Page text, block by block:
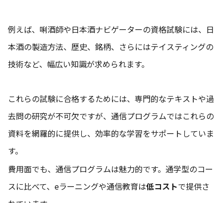
例えば、唎酒師や日本酒ナビゲーターの資格試験には、日
本酒の製造方法、歴史、銘柄、さらにはテイスティングの
技術など、幅広い知識が求められます。
これらの試験に合格するためには、専門的なテキストや過
去問の研究が不可欠ですが、通信プログラムではこれらの
資料を網羅的に提供し、効率的な学習をサポートしていま
す。
費用面でも、通信プログラムは魅力的です。通学型のコー
スに比べて、eラーニングや通信教育は低コストで提供さ